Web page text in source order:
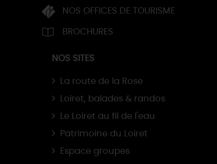
NOS OFFICES DE TOURISME
BROCHURES
NOS SITES
La route de la Rose
Loiret, balades & randos
Le Loiret au fil de l'eau
Patrimoine du Loiret
Espace groupes